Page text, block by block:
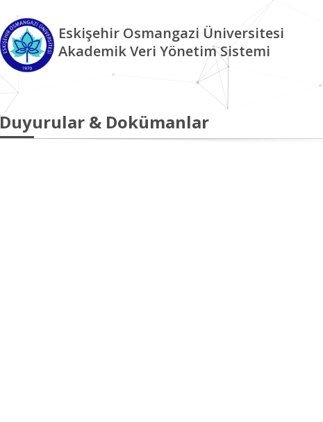
Eskişehir Osmangazi Üniversitesi
Akademik Veri Yönetim Sistemi
Duyurular & Dokümanlar